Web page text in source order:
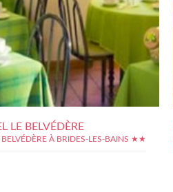
LE BELVÉDÈRE
BELVÉDÈRE À BRIDES-LES-BAINS ★★